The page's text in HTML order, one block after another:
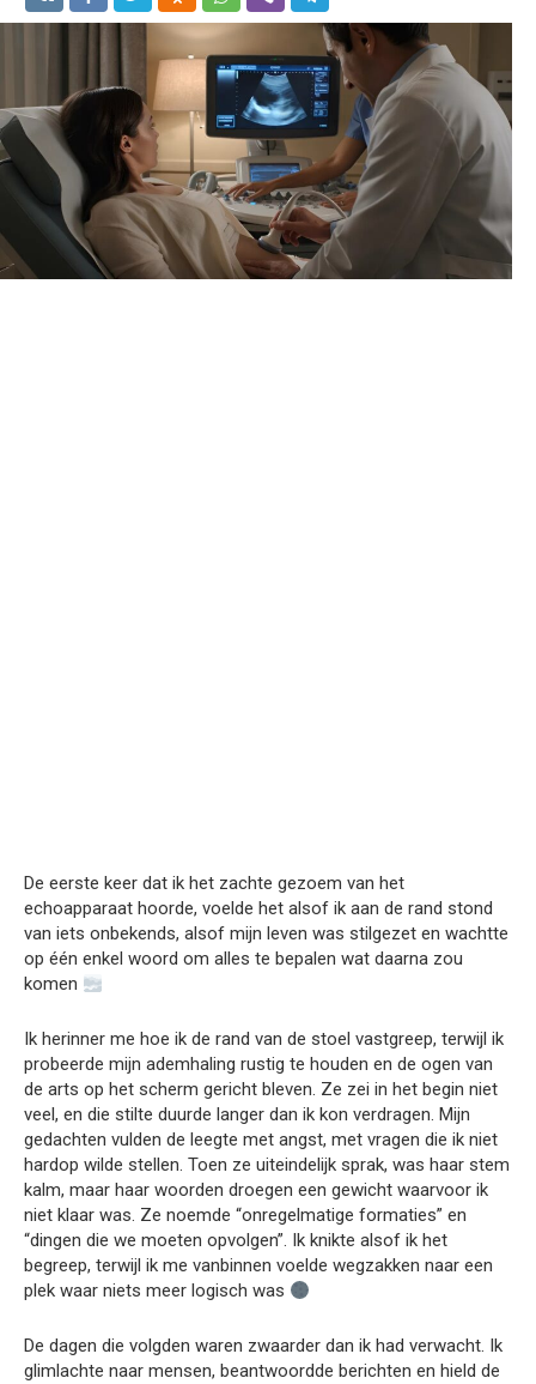
De eerste keer dat ik het zachte gezoem van het
echoapparaat hoorde, voelde het alsof ik aan de rand stond
van iets onbekends, alsof mijn leven was stilgezet en wachtte
op één enkel woord om alles te bepalen wat daarna zou
komen
Ik herinner me hoe ik de rand van de stoel vastgreep, terwijl ik
probeerde mijn ademhaling rustig te houden en de ogen van
de arts op het scherm gericht bleven. Ze zei in het begin niet
veel, en die stilte duurde langer dan ik kon verdragen. Mijn
gedachten vulden de leegte met angst, met vragen die ik niet
hardop wilde stellen. Toen ze uiteindelijk sprak, was haar stem
kalm, maar haar woorden droegen een gewicht waarvoor ik
niet klaar was. Ze noemde “onregelmatige formaties” en
“dingen die we moeten opvolgen”. Ik knikte alsof ik het
begreep, terwijl ik me vanbinnen voelde wegzakken naar een
plek waar niets meer logisch was
De dagen die volgden waren zwaarder dan ik had verwacht. Ik
glimlachte naar mensen, beantwoordde berichten en hield de